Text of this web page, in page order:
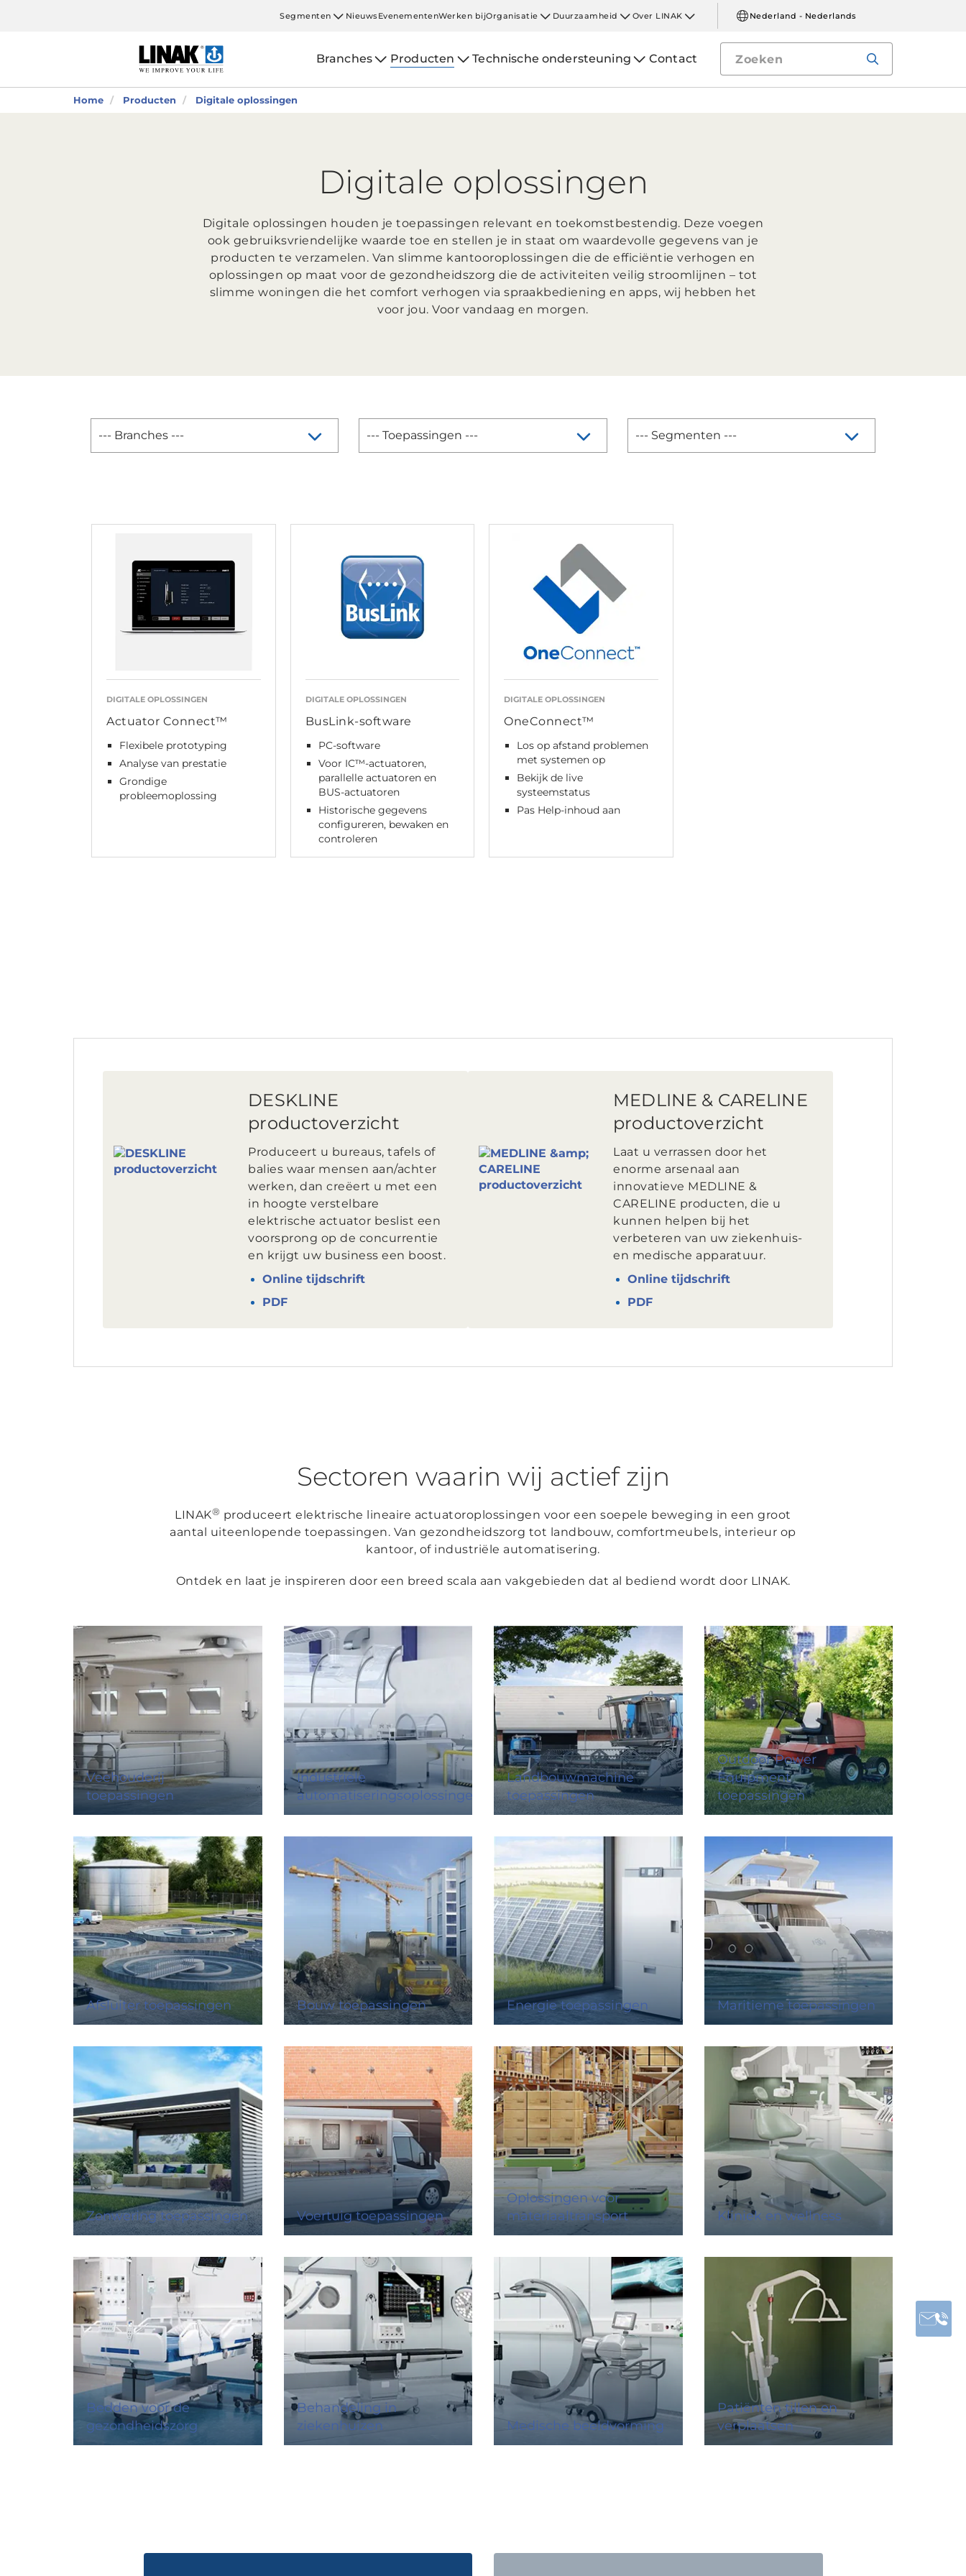
Segmenten NieuwsEvenementenWerken bijOrganisatie Duurzaamheid Over LINAK Nederland - Nederlands
Branches Producten Technische ondersteuning Contact
Home Producten Digitale oplossingen
Digitale oplossingen
Digitale oplossingen houden je toepassingen relevant en toekomstbestendig. Deze voegen
ook gebruiksvriendelijke waarde toe en stellen je in staat om waardevolle gegevens van je
producten te verzamelen. Van slimme kantooroplossingen die de efficiëntie verhogen en
oplossingen op maat voor de gezondheidszorg die de activiteiten veilig stroomlijnen – tot
slimme woningen die het comfort verhogen via spraakbediening en apps, wij hebben het
voor jou. Voor vandaag en morgen.
DIGITALE OPLOSSINGEN
Actuator Connect™
Flexibele prototyping
Analyse van prestatie
Grondige
probleemoplossing
DIGITALE OPLOSSINGEN
BusLink-software
PC-software
Voor IC™-actuatoren,
parallelle actuatoren en
BUS-actuatoren
Historische gegevens
configureren, bewaken en
controleren
DIGITALE OPLOSSINGEN
OneConnect™
Los op afstand problemen
met systemen op
Bekijk de live
systeemstatus
Pas Help-inhoud aan
DESKLINE
productoverzicht
Produceert u bureaus, tafels of
balies waar mensen aan/achter
werken, dan creëert u met een
in hoogte verstelbare
elektrische actuator beslist een
voorsprong op de concurrentie
en krijgt uw business een boost.
Online tijdschrift
PDF
MEDLINE & CARELINE
productoverzicht
Laat u verrassen door het
enorme arsenaal aan
innovatieve MEDLINE &
CARELINE producten, die u
kunnen helpen bij het
verbeteren van uw ziekenhuis-
en medische apparatuur.
Online tijdschrift
PDF
Sectoren waarin wij actief zijn
LINAK® produceert elektrische lineaire actuatoroplossingen voor een soepele beweging in een groot
aantal uiteenlopende toepassingen. Van gezondheidszorg tot landbouw, comfortmeubels, interieur op
kantoor, of industriële automatisering.
Ontdek en laat je inspireren door een breed scala aan vakgebieden dat al bediend wordt door LINAK.
Veehouderij
toepassingen
Industriële
automatiseringsoplossingen
Landbouwmachine
toepassingen
Outdoor Power
Equipment
toepassingen
Afsluiter toepassingen Bouw toepassingen Energie toepassingen Maritieme toepassingen
Zonwering toepassingen Voertuig toepassingen
Oplossingen voor
materiaaltransport
Kliniek en wellness
Bedden voor de
gezondheidszorg
Behandeling in
ziekenhuizen
Medische beeldvorming
Patiënten tillen en
verplaatsen